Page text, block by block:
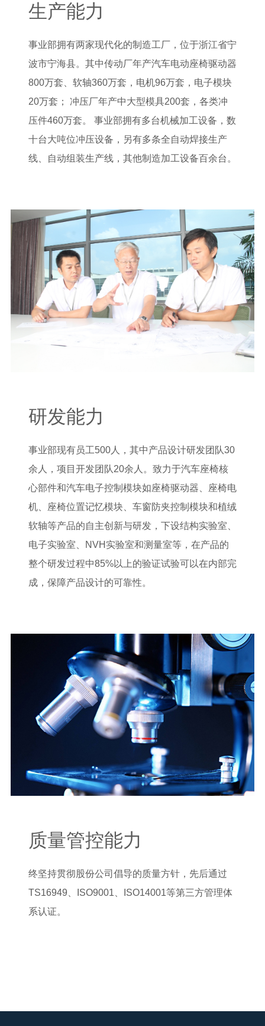
生产能力
事业部拥有两家现代化的制造工厂，位于浙江省宁
波市宁海县。其中传动厂年产汽车电动座椅驱动器
800万套、软轴360万套，电机96万套，电子模块
20万套； 冲压厂年产中大型模具200套，各类冲
压件460万套。 事业部拥有多台机械加工设备，数
十台大吨位冲压设备，另有多条全自动焊接生产
线、自动组装生产线，其他制造加工设备百余台。
研发能力
事业部现有员工500人，其中产品设计研发团队30
余人，项目开发团队20余人。致力于汽车座椅核
心部件和汽车电子控制模块如座椅驱动器、座椅电
机、座椅位置记忆模块、车窗防夹控制模块和植绒
软轴等产品的自主创新与研发，下设结构实验室、
电子实验室、NVH实验室和测量室等，在产品的
整个研发过程中85%以上的验证试验可以在内部完
成，保障产品设计的可靠性。
质量管控能力
终坚持贯彻股份公司倡导的质量方针，先后通过
TS16949、ISO9001、ISO14001等第三方管理体
系认证。